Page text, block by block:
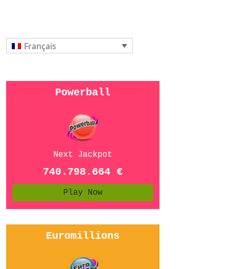
Français